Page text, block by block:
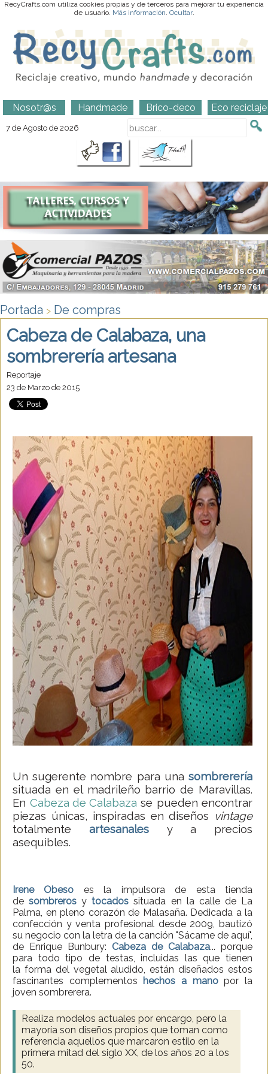
RecyCrafts.com utiliza cookies propias y de terceros para mejorar tu experiencia
de usuario. Más información. Ocultar.
Nosotr@s Handmade Brico-deco Eco reciclaje
7 de Agosto de 2026
Portada > De compras
Cabeza de Calabaza, una
sombrerería artesana
Reportaje
23 de Marzo de 2015
Un sugerente nombre para una sombrerería
situada en el madrileño barrio de Maravillas.
En Cabeza de Calabaza se pueden encontrar
piezas únicas, inspiradas en diseños vintage
totalmenteartesanales y a precios
asequibles.
Irene Obeso es la impulsora de esta tienda
desombreros y tocados situada en la calle de La
Palma, en pleno corazón de Malasaña. Dedicada a la
confección y venta profesional desde 2009, bautizó
su negocio con la letra de la canción "Sácame de aquí",
de Enrique Bunbury: Cabeza de Calabaza... porque
para todo tipo de testas, incluidas las que tienen
la forma del vegetal aludido, están diseñados estos
fascinantes complementos hechos a manopor la
joven sombrerera.
Realiza modelos actuales por encargo, pero la
mayoría son diseños propios que toman como
referencia aquellos que marcaron estilo en la
primera mitad del siglo XX, de los años 20 a los
50.